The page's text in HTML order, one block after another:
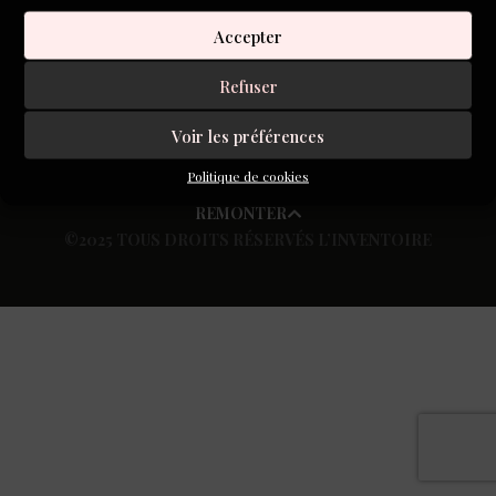
Accepter
Refuser
Voir les préférences
Politique de cookies
S'inscrire à la newsletter
REMONTER